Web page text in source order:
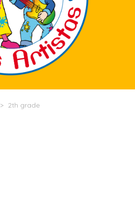
> 2th grade